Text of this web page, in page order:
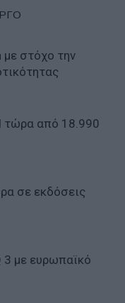
στόχο την
τώρα από 18.990
σε εκδόσεις
3 με ευρωπαϊκό